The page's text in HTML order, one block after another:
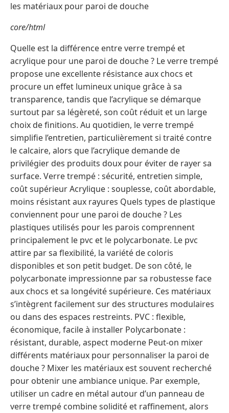
les matériaux pour paroi de douche
core/html
Quelle est la différence entre verre trempé et
acrylique pour une paroi de douche ? Le verre trempé
propose une excellente résistance aux chocs et
procure un effet lumineux unique grâce à sa
transparence, tandis que l’acrylique se démarque
surtout par sa légèreté, son coût réduit et un large
choix de finitions. Au quotidien, le verre trempé
simplifie l’entretien, particulièrement si traité contre
le calcaire, alors que l’acrylique demande de
privilégier des produits doux pour éviter de rayer sa
surface. Verre trempé : sécurité, entretien simple,
coût supérieur Acrylique : souplesse, coût abordable,
moins résistant aux rayures Quels types de plastique
conviennent pour une paroi de douche ? Les
plastiques utilisés pour les parois comprennent
principalement le pvc et le polycarbonate. Le pvc
attire par sa flexibilité, la variété de coloris
disponibles et son petit budget. De son côté, le
polycarbonate impressionne par sa robustesse face
aux chocs et sa longévité supérieure. Ces matériaux
s’intègrent facilement sur des structures modulaires
ou dans des espaces restreints. PVC : flexible,
économique, facile à installer Polycarbonate :
résistant, durable, aspect moderne Peut-on mixer
différents matériaux pour personnaliser la paroi de
douche ? Mixer les matériaux est souvent recherché
pour obtenir une ambiance unique. Par exemple,
utiliser un cadre en métal autour d’un panneau de
verre trempé combine solidité et raffinement, alors